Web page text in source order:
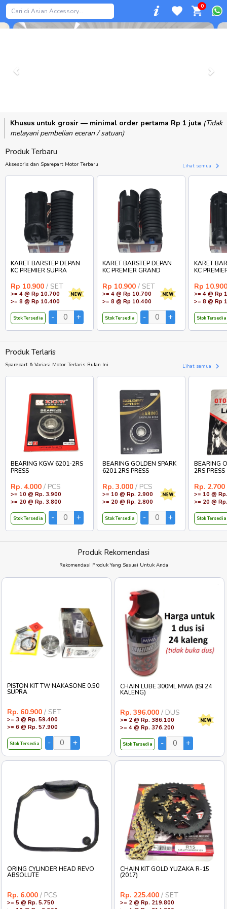
0
Previous
Khusus untuk grosir — minimal order pertama Rp 1 juta (Tidak
melayani pembelian eceran / satuan)
Produk Terbaru
Aksesoris dan Sparepart Motor Terbaru Lihat semua
KARET BARSTEP DEPAN
KC PREMIER SUPRA
Rp 10.900 / SET
>= 4 @ Rp 10.700
>= 8 @ Rp 10.400
Stok Tersedia
KARET BARSTEP DEPAN
KC PREMIER GRAND
Rp 10.900 / SET
>= 4 @ Rp 10.700
>= 8 @ Rp 10.400
Stok Tersedia
KARET
KC
Rp 10.900
>= 4 @ Rp
>= 8 @ Rp
Stok Tersedia
Produk Terlaris
Sparepart & Variasi Motor Terlaris Bulan Ini Lihat semua
BEARING KGW 6201-2RS
PRESS
Rp. 4.000 / PCS
>= 10 @ Rp. 3.900
>= 20 @ Rp. 3.800
Stok Tersedia
BEARING GOLDEN SPARK
6201 2RS PRESS
Rp. 3.000 / PCS
>= 10 @ Rp. 2.900
>= 20 @ Rp. 2.800
Stok Tersedia
BEARING
2RS PRESS
Rp. 2.700
>= 10 @
>= 20 @
Stok Tersedia
Produk Rekomendasi
Rekomendasi Produk Yang Sesuai Untuk Anda
PISTON KIT TW NAKASONE 0.50
SUPRA
Rp. 60.900 / SET
>= 3 @ Rp. 59.400
>= 6 @ Rp. 57.900
Stok Tersedia
CHAIN LUBE 300ML MWA (ISI 24
KALENG)
Rp. 396.000 / DUS
>= 2 @ Rp. 386.100
>= 4 @ Rp. 376.200
Stok Tersedia
ORING CYLINDER HEAD REVO
ABSOLUTE
Rp. 6.000 / PCS
>= 5 @ Rp. 5.750
CHAIN KIT GOLD YUZAKA R-15
(2017)
Rp. 225.400 / SET
>= 2 @ Rp. 219.800